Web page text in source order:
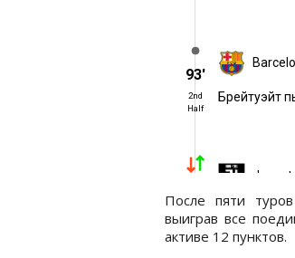
После пяти
выиграв все
активе 12 пунктов.